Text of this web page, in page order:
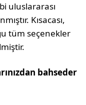
uluslararası
Kısacası,
tüm seçenekler
bahseder